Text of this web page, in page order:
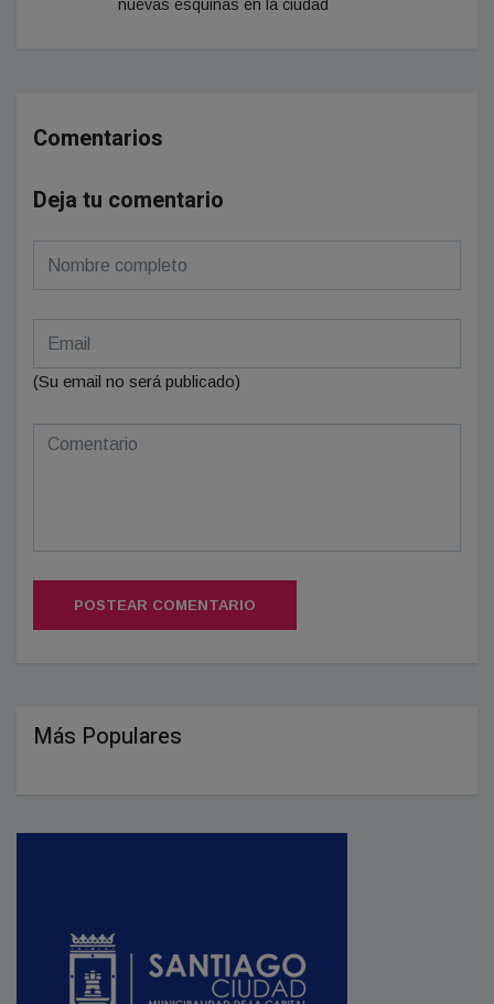
nuevas esquinas en la ciudad
Comentarios
Deja tu comentario
(Su email no será publicado)
POSTEAR COMENTARIO
Más Populares